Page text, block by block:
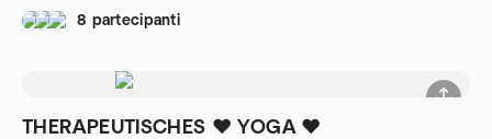
8 partecipanti
THERAPEUTISCHES ❤︎ YOGA ❤︎